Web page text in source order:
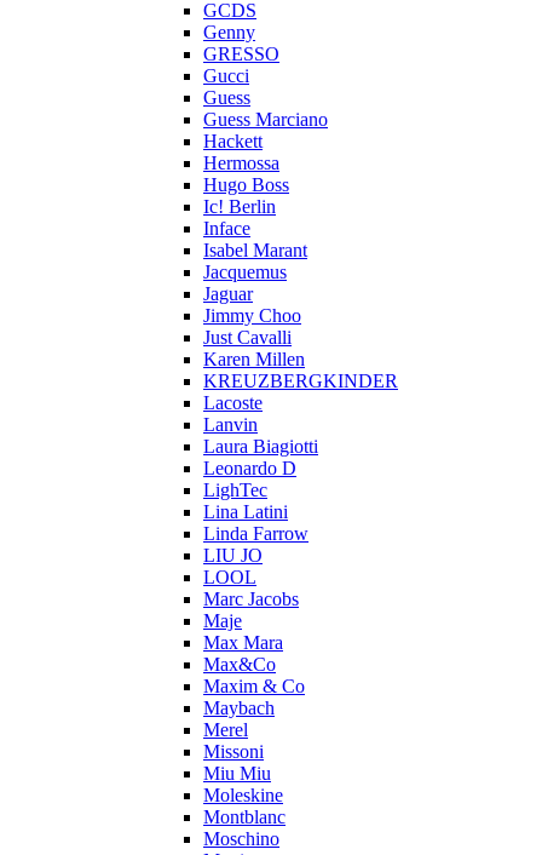
GCDS
Genny
GRESSO
Gucci
Guess
Guess Marciano
Hackett
Hermossa
Hugo Boss
Ic! Berlin
Inface
Isabel Marant
Jacquemus
Jaguar
Jimmy Choo
Just Cavalli
Karen Millen
KREUZBERGKINDER
Lacoste
Lanvin
Laura Biagiotti
Leonardo D
LighTec
Lina Latini
Linda Farrow
LIU JO
LOOL
Marc Jacobs
Maje
Max Mara
Max&Co
Maxim & Co
Maybach
Merel
Missoni
Miu Miu
Moleskine
Montblanc
Moschino